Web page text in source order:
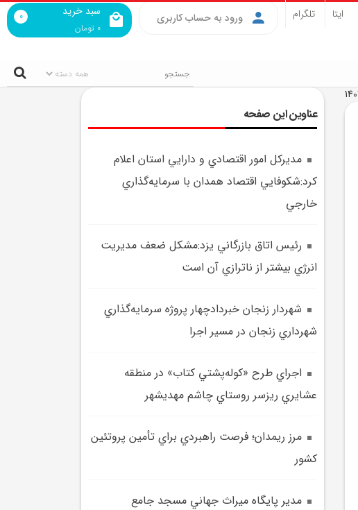
سبد خرید
0 تومان
0 ورود به حساب کاربری ایتا تلگرام
عناوین این صفحه
مديرکل امور اقتصادي و دارايي استان اعلام
کرد:شکوفايي اقتصاد همدان با سرمايه‌گذاري
خارجي
رئيس اتاق بازرگاني يزد:مشکل ضعف مديريت
انرژي بيشتر از ناترازي آن است
شهردار زنجان خبردادچهار پروژه سرمايه‌گذاري
شهرداري زنجان در مسير اجرا
اجراي طرح «کوله‌پشتي کتاب» در منطقه
عشايري ريزسر روستاي چاشم مهديشهر
مرز ريمدان؛ فرصت راهبردي براي تأمين پروتئين
کشور
مدير پايگاه ميراث جهاني مسجد جامع